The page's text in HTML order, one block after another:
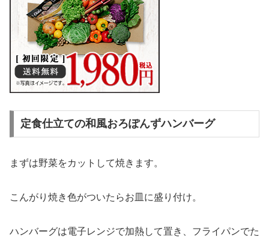
定食仕立ての和風おろぽんずハンバーグ
まずは野菜をカットして焼きます。
こんがり焼き色がついたらお皿に盛り付け。
ハンバーグは電子レンジで加熱して置き、フライパンでた